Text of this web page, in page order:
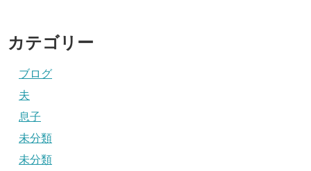
カテゴリー
ブログ
夫
息子
未分類
未分類